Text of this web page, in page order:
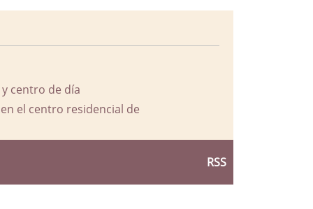
centro de día
el centro residencial de
RSS